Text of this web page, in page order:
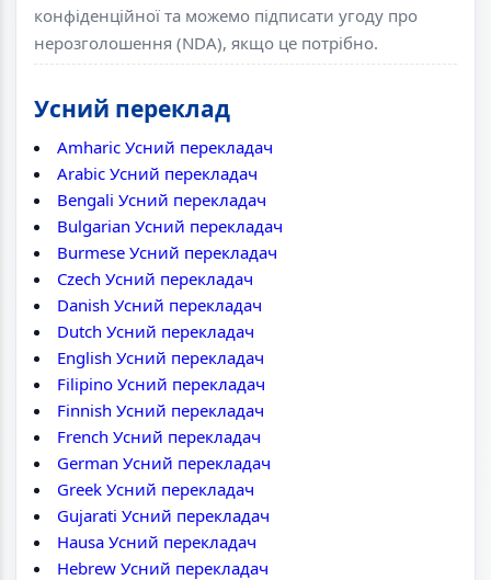
конфіденційної та можемо підписати угоду про
нерозголошення (NDA), якщо це потрібно.
Усний переклад
Amharic Усний перекладач
Arabic Усний перекладач
Bengali Усний перекладач
Bulgarian Усний перекладач
Burmese Усний перекладач
Czech Усний перекладач
Danish Усний перекладач
Dutch Усний перекладач
English Усний перекладач
Filipino Усний перекладач
Finnish Усний перекладач
French Усний перекладач
German Усний перекладач
Greek Усний перекладач
Gujarati Усний перекладач
Hausa Усний перекладач
Hebrew Усний перекладач